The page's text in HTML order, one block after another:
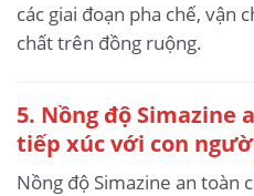
các giai đoạn pha chế, vận
chất trên đồng ruộng.
5. Nồng độ Simazine
tiếp xúc với con
Nồng độ Simazine an toàn